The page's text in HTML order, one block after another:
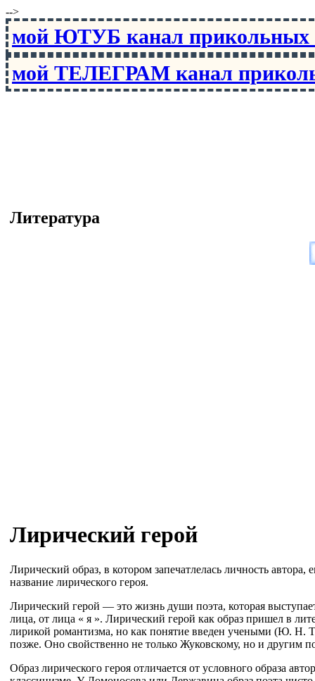
-->
мой ЮТУБ канал
мой ТЕЛЕГРАМ канал
Литература
Лирический герой
Лирический образ, в котором запечатлелась личность автора,
название лирического героя.
Лирический герой — это жизнь души поэта, которая
лица, от лица « я ». Лирический герой как образ пришел в
лирикой романтизма, но как понятие введен учеными (Ю. Н.
позже. Оно свойственно не только Жуковскому, но и другим
Образ лирического героя отличается от условного образа